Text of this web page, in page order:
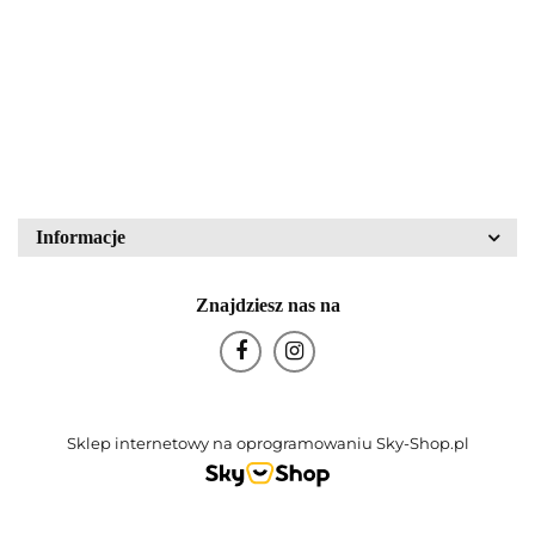
Bohemia Glas
Informacje
Znajdziesz nas na
Sklep internetowy na oprogramowaniu Sky-Shop.pl